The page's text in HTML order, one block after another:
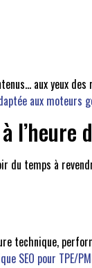
aux yeux des
aux moteurs
l’heure
du temps à
SEO pour TPE/